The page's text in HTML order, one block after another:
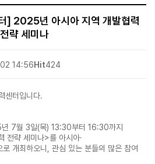
] 2025년 아시아 지역 개발협력
전략 세미나
14:56Hit424
센터입니다.
7월 3일(목) 13:30부터 16:30까지
전략 세미나>를 아시아·
개최하오니, 관심 있는 분들의 많은 참여